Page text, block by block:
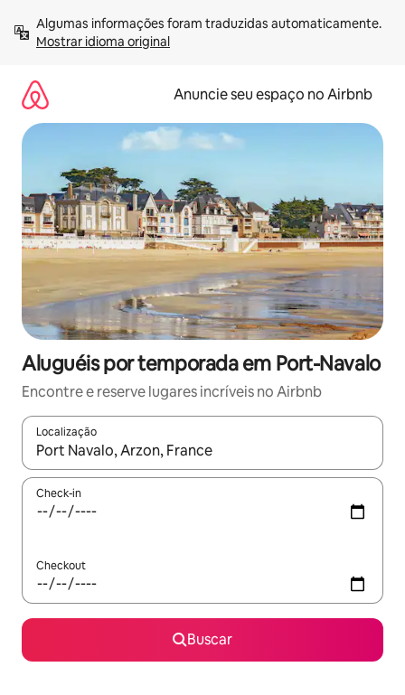
para
Mostrar idioma original
Anuncie seu espaço no Airbnb
Aluguéis por temporada em Port-Navalo
Encontre e reserve lugares incríveis no Airbnb
Localização
Quando os resultados estiverem disponíveis, explore-os
Check-in
Checkout
Buscar